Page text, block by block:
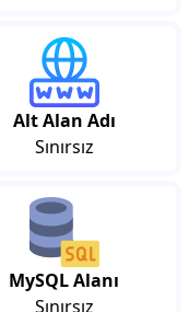
Alt Alan Adı
Sınırsız
MySQL Alanı
Sınırsız